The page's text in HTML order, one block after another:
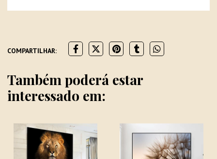
COMPARTILHAR:
Também poderá estar
interessado em: